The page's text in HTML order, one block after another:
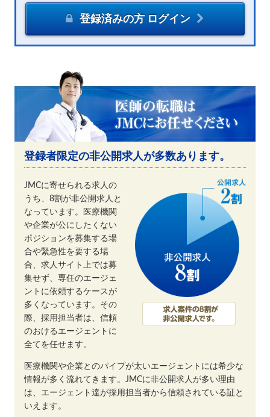
登録済みの方 ログイン
登録者限定の非公開求人が多数あります。
JMCに寄せられる求人の
うち、8割が非公開求人と
なっています。医療機関
や企業が公にしたくない
ポジションを募集する場
合や緊急性を要する場
合、求人サイト上では募
集せず、専任のエージェ
ントに依頼するケースが
多くなっています。その
際、採用担当者は、信頼
のおけるエージェントに
全てを任せます。
医療機関や企業とのパイプが太いエージェントには希少な
情報が多く流れてきます。JMCに非公開求人が多い理由
は、エージェント達が採用担当者から信頼されている証と
いえます。